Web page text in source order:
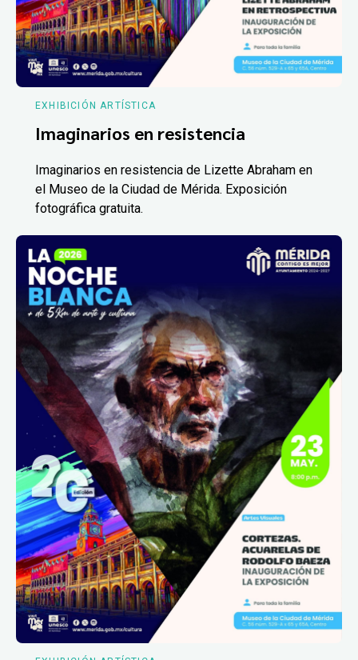
EXHIBICIÓN ARTÍSTICA
Imaginarios en resistencia
Imaginarios en resistencia de Lizette Abraham en
el Museo de la Ciudad de Mérida. Exposición
fotográfica gratuita.